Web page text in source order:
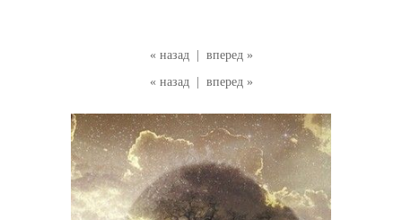
« назад
вперед »
« назад
вперед »